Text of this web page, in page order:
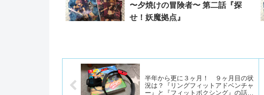
〜夕焼けの冒険者〜 第二話『探
せ！妖魔拠点』
半年から更に３ヶ月！ ９ヶ月目の状
況は？『リングフィットアドベンチャ
ー』と『フィットボクシング』の話